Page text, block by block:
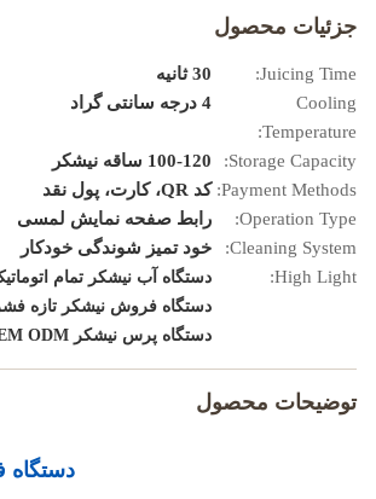
جزئیات محصول
Juicing Time:
30 ثانیه
Cooling
Temperature:
4 درجه سانتی گراد
Storage Capacity:
100-120 ساقه نیشکر
Payment Methods: کد QR، کارت، پول نقد
Operation Type:
رابط صفحه نمایش لمسی
Cleaning System:
خود تمیز شوندگی خودکار
High Light:
دستگاه آب نیشکر تمام
دستگاه فروش نیشکر تازه
دستگاه پرس نیشکر OEM ODM
توضیحات محصول
دستگاه